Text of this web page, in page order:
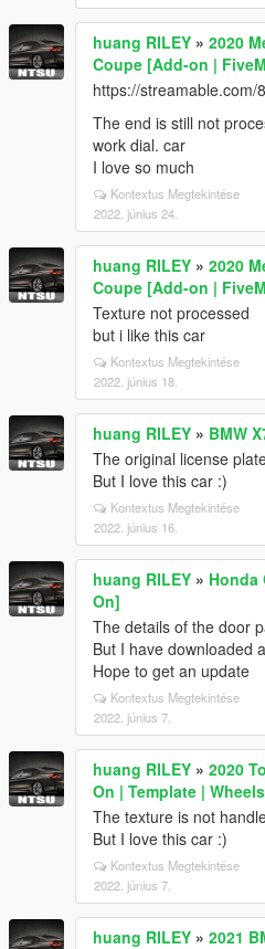
huang RILEY » 2020
Coupe [Add-on |
https://streamable.com/
The end is still not
work dial. car
I love so much
Kontextus Megtekintése
2022. június 24.
huang RILEY » 2020
Coupe [Add-on |
Texture not processed
but i like this car
Kontextus Megtekintése
2022. június 18.
huang RILEY » BMW
The original license
But I love this car :)
Kontextus Megtekintése
2022. június 16.
huang RILEY » Honda
On]
The details of the door
But I have downloaded
Hope to get an update
Kontextus Megtekintése
2022. június 7.
huang RILEY » 2020
On | Template |
The texture is not
But I love this car :)
Kontextus Megtekintése
2022. június 7.
huang RILEY » 2021